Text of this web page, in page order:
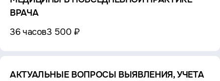
ВРАЧА
36 часов3 500 ₽
АКТУАЛЬНЫЕ ВОПРОСЫ ВЫЯВЛЕНИЯ, УЧЕТА